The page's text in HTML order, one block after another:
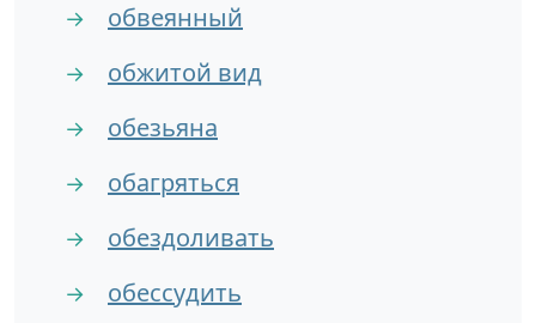
→ обвеянный
→ обжитой вид
→ обезьяна
→ обагряться
→ обездоливать
→ обессудить